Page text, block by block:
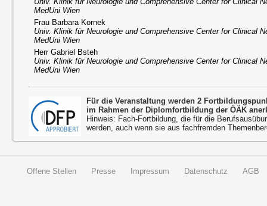
MedUni Wien
Frau Barbara Kornek
Univ. Klinik für Neurologie und Comprehensive Center for Clinical
MedUni Wien
Herr Gabriel Bsteh
Univ. Klinik für Neurologie und Comprehensive Center for Clinical
MedUni Wien
Für die Veranstaltung werden 2
im Rahmen der Diplomfortbildung der ÖÄK
Hinweis: Fach-Fortbildung, die für die
werden, auch wenn sie aus fachfremden
Offene Stellen Presse Impressum Datenschutz AGB